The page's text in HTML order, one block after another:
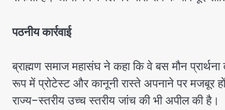
पठनीय कार्रवाई
ब्राह्मण समाज महासंघ ने कहा कि वे बस मौन
रूप में प्रोटेस्ट और कानूनी रास्ते अपनाने पर मजबूर
राज्य-स्तरीय उच्च स्तरीय जांच की भी अपील की है।